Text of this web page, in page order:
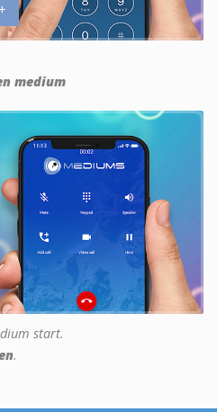
medium
start.
.